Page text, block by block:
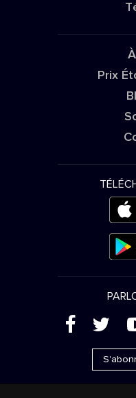
Prix
( '